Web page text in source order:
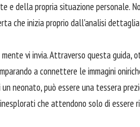
e della propria situazione personale.
che inizia proprio dall'analisi
vi invia. Attraverso questa guida,
a connettere le immagini
neonato, può essere una tessera
che attendono solo di essere